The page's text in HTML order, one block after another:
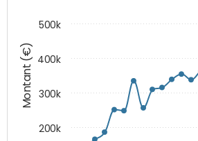
Montant (€)
200k
300k
400k
500k